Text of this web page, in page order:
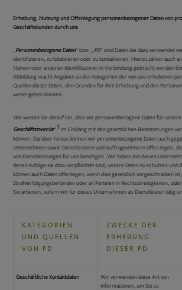
Erhebung, Nutzung und Offenlegung personenbezogener Daten von
Geschäftskunden durch uns
„Personenbezogene Daten“ bzw. „PD“ sind Daten die dazu verwendet
identifizieren, zu lokalisieren oder zu kontaktieren. Hierzu zählen auch
Namen oder anderen Identifikatoren in Verbindung gebracht werden
Abbildung macht Angaben zu den Kategorien der von uns erhobenen
Quellen dieser Daten, den Gründen für ihre Erhebung und den
weitergeben können.
Wir weisen Sie darauf hin, dass wir personenbezogene Daten für unsere
Geschäftszwecke“1 imEinklangmit den gesetzlichen Bestimmungen
können. Darüber hinaus können wir personenbezogene Daten auch
Unternehmen sowie Dienstleistern und Auftragnehmern offen legen,
von Dienstleistungen für uns benötigen. Wir haben mit diesen
denen zufolge sie dazu verpflichtet sind, unsere Daten zu schützen und
können auch Daten offenlegen, wenn dies gesetzlich vorgeschrieben
Strafverfolgungsbehörden oder an Parteien in Rechtsstreitigkeiten,
Sie arbeiten, sofern wir für dieses Unternehmen als Dienstleister tätig
KATEGORIEN
UND QUELLEN
VON PD
ZWECKE DER
ERHEBUNG
DIESER PD
Geschäftliche Kontaktdaten
Wir verwenden diese Art von
Informationen, um Sie zu